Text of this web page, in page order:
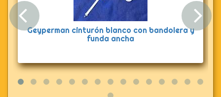
Geyperman cinturón blanco con bandolera y
funda ancha
Anterior